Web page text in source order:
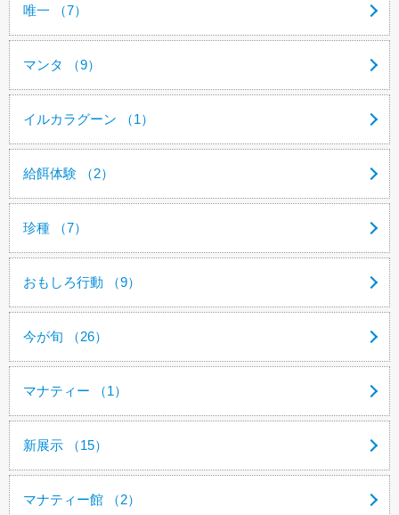
唯一 （7）
マンタ （9）
イルカラグーン （1）
給餌体験 （2）
珍種 （7）
おもしろ行動 （9）
今が旬 （26）
マナティー （1）
新展示 （15）
マナティー館 （2）